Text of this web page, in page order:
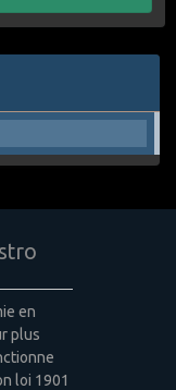
en
plus
loi 1901